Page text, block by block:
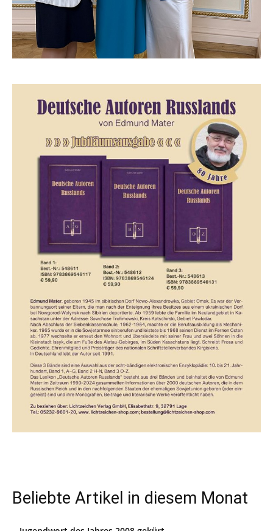
Beliebte Artikel in diesem Monat